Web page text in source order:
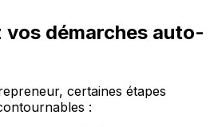
vos démarches auto-
certaines étapes
: